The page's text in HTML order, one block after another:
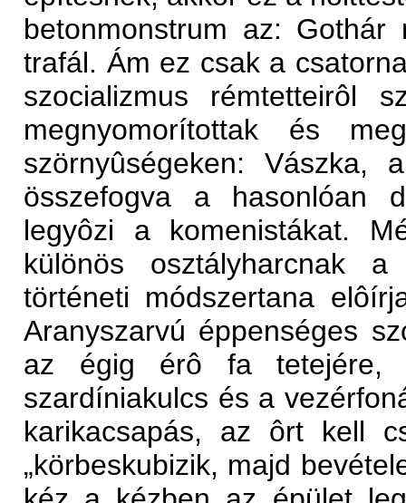
betonmonstrum az:
trafál. Ám ez csak a
szocializmus rémtetteirôl
megnyomorítottak és
szörnyûségeken:
összefogva a hasonlóan
legyôzi a komenistákat.
különös osztályharcnak
történeti módszertana
Aranyszarvú éppenséges
az égig érô fa tetejére,
szardíniakulcs és a
karikacsapás, az ôrt kell
„körbeskubizik, majd